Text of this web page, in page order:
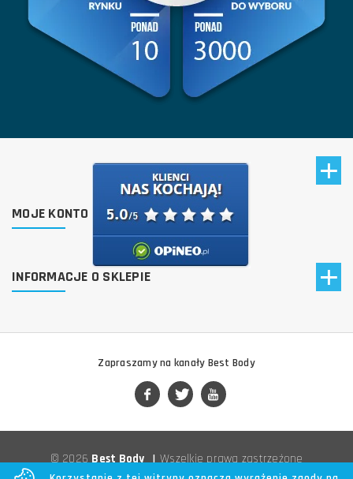
MOJE KONTO
INFORMACJE O SKLEPIE
Zapraszamy na kanały Best Body
© 2026Best Body | Wszelkie prawa zastrzeżone